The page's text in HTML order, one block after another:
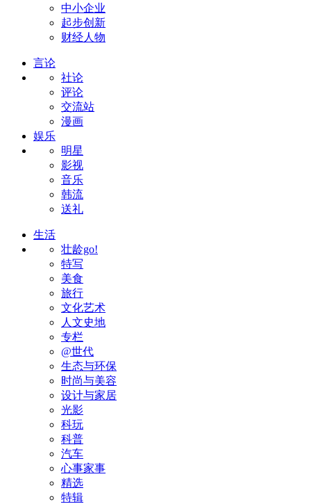
中小企业
起步创新
财经人物
言论
社论
评论
交流站
漫画
娱乐
明星
影视
音乐
韩流
送礼
生活
壮龄go!
特写
美食
旅行
文化艺术
人文史地
专栏
@世代
生态与环保
时尚与美容
设计与家居
光影
科玩
科普
汽车
心事家事
精选
特辑